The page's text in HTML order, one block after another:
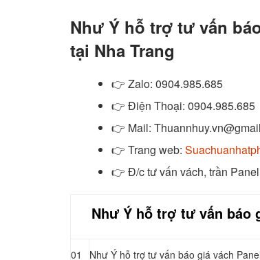
Như Ý hỗ trợ tư vấn
tại Nha Trang
👉 Zalo: 0904.985.685
👉 Điện Thoại: 0904.985.685
👉 Mail:
👉 Trang web:
👉 Đ/c tư vấn vách, trần
Như Ý hỗ trợ tư vấn báo
01 Như Ý hỗ trợ tư vấn báo giá vách